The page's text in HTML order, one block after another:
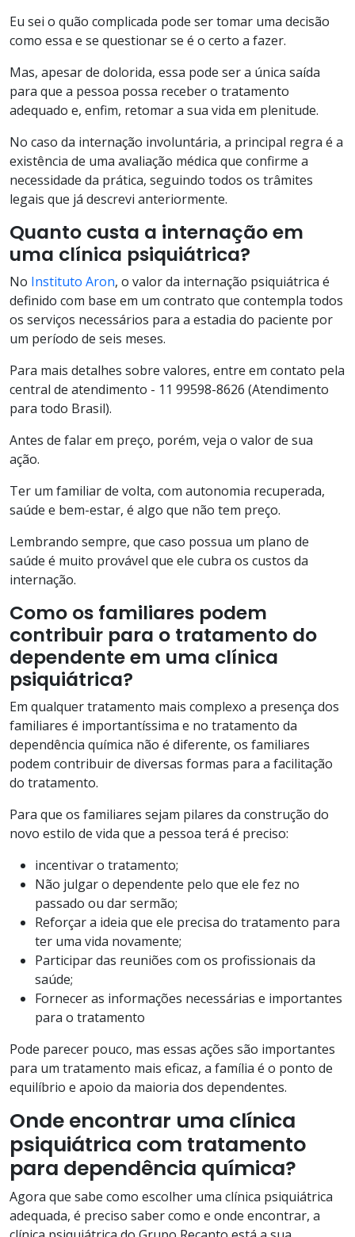
Eu sei o quão complicada pode ser tomar uma decisão
como essa e se questionar se é o certo a fazer.
Mas, apesar de dolorida, essa pode ser a única saída
para que a pessoa possa receber o tratamento
adequado e, enfim, retomar a sua vida em plenitude.
No caso da internação involuntária, a principal regra é a
existência de uma avaliação médica que confirme a
necessidade da prática, seguindo todos os trâmites
legais que já descrevi anteriormente.
Quanto custa a internação em
uma clínica psiquiátrica?
No Instituto Aron, o valor da internação psiquiátrica é
definido com base em um contrato que contempla todos
os serviços necessários para a estadia do paciente por
um período de seis meses.
Para mais detalhes sobre valores, entre em contato pela
central de atendimento - 11 99598-8626 (Atendimento
para todo Brasil).
Antes de falar em preço, porém, veja o valor de sua
ação.
Ter um familiar de volta, com autonomia recuperada,
saúde e bem-estar, é algo que não tem preço.
Lembrando sempre, que caso possua um plano de
saúde é muito provável que ele cubra os custos da
internação.
Como os familiares podem
contribuir para o tratamento do
dependente em uma clínica
psiquiátrica?
Em qualquer tratamento mais complexo a presença dos
familiares é importantíssima e no tratamento da
dependência química não é diferente, os familiares
podem contribuir de diversas formas para a facilitação
do tratamento.
Para que os familiares sejam pilares da construção do
novo estilo de vida que a pessoa terá é preciso:
incentivar o tratamento;
Não julgar o dependente pelo que ele fez no
passado ou dar sermão;
Reforçar a ideia que ele precisa do tratamento para
ter uma vida novamente;
Participar das reuniões com os profissionais da
saúde;
Fornecer as informações necessárias e importantes
para o tratamento
Pode parecer pouco, mas essas ações são importantes
para um tratamento mais eficaz, a família é o ponto de
equilíbrio e apoio da maioria dos dependentes.
Onde encontrar uma clínica
psiquiátrica com tratamento
para dependência química?
Agora que sabe como escolher uma clínica psiquiátrica
adequada, é preciso saber como e onde encontrar, a